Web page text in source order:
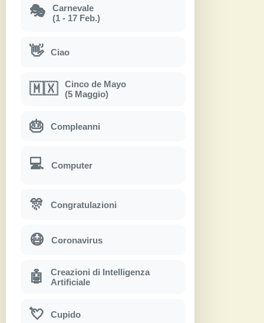
🎭
Carnevale
(1 - 17 Feb.)
👋 Ciao
🇲🇽
Cinco de Mayo
(5 Maggio)
🎂 Compleanni
💻 Computer
🎊 Congratulazioni
😷 Coronavirus
🤖
Creazioni di Intelligenza
Artificiale
💘 Cupido